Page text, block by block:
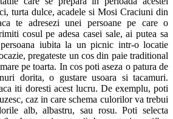
turta dulce, acadele si Mosi Craciuni din
te adresezi unei persoane pe care o
cosul pe adesa casei sale, ai putea sa
iubita la un picnic intr-o locatie
pregateste un cos din paie traditional
pe toarta. In cos poti aseza o patura de
dorita, o gustare usoara si tacamuri.
iti doresti acest lucru. De exemplu, poti
caz in care schema culorilor va trebui
alb, albastru, sau rosu. Poti selecta